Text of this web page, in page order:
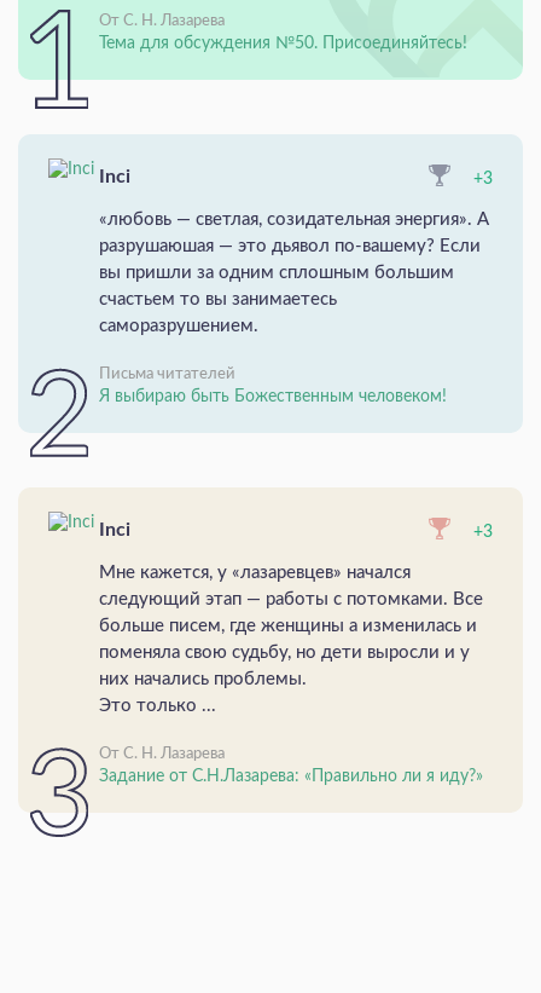
От С. Н. Лазарева
Тема для обсуждения №50. Присоединяйтесь!
Inci +3
«любовь — светлая, созидательная энергия». А
разрушаюшая — это дьявол по-вашему? Если
вы пришли за одним сплошным большим
счастьем то вы занимаетесь
саморазрушением.
Письма читателей
Я выбираю быть Божественным человеком!
Inci +3
Мне кажется, у «лазаревцев» начался
следующий этап — работы с потомками. Все
больше писем, где женщины а изменилась и
поменяла свою судьбу, но дети выросли и у
них начались проблемы.
Это только ...
От С. Н. Лазарева
Задание от С.Н.Лазарева: «Правильно ли я иду?»